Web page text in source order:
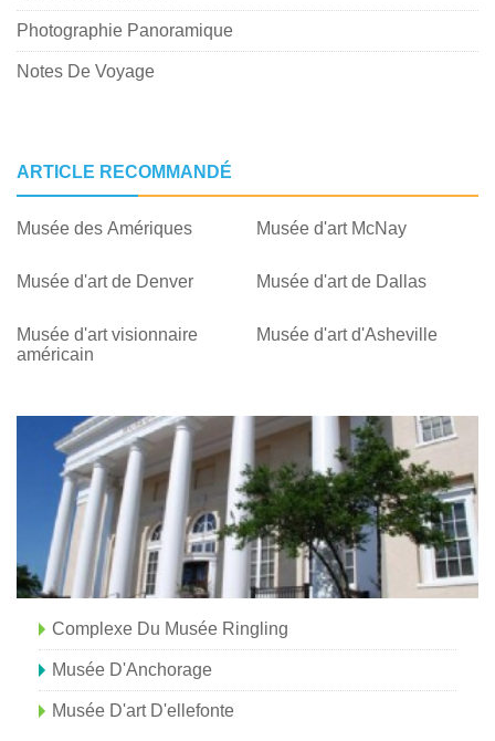
Photographie Panoramique
Notes De Voyage
ARTICLE RECOMMANDÉ
Musée des Amériques Musée d'art McNay
Musée d'art de Denver Musée d'art de Dallas
Musée d'art visionnaire
américain
Musée d'art d'Asheville
Complexe Du Musée Ringling
Musée D'Anchorage
Musée D'art D'ellefonte